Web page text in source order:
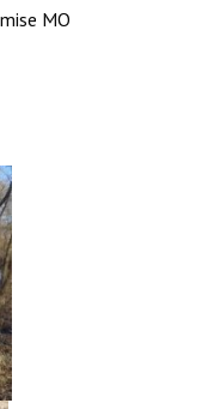
MO